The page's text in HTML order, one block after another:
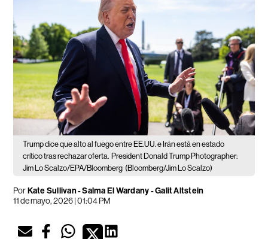
Trump dice que alto al fuego entre EE.UU. e Irán está en estado
crítico tras rechazar oferta. President Donald Trump Photographer:
Jim Lo Scalzo/EPA/Bloomberg (Bloomberg/Jim Lo Scalzo)
PorKate Sullivan - Salma El Wardany - Galit Altstein
11 de mayo, 2026 | 01:04 PM